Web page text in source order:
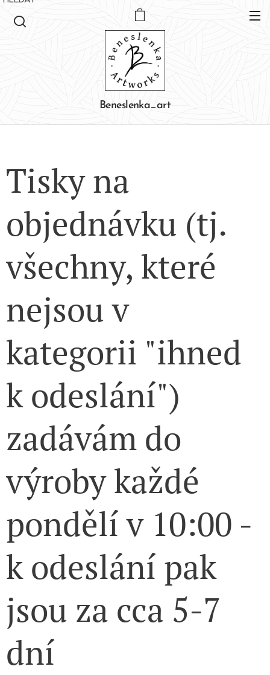
Beneslenka_art
Tisky na
objednávku (tj.
všechny, které
nejsou v
kategorii "ihned
k odeslání")
zadávám do
výroby každé
pondělí v 10:00 -
k odeslání pak
jsou za cca 5-7
dní